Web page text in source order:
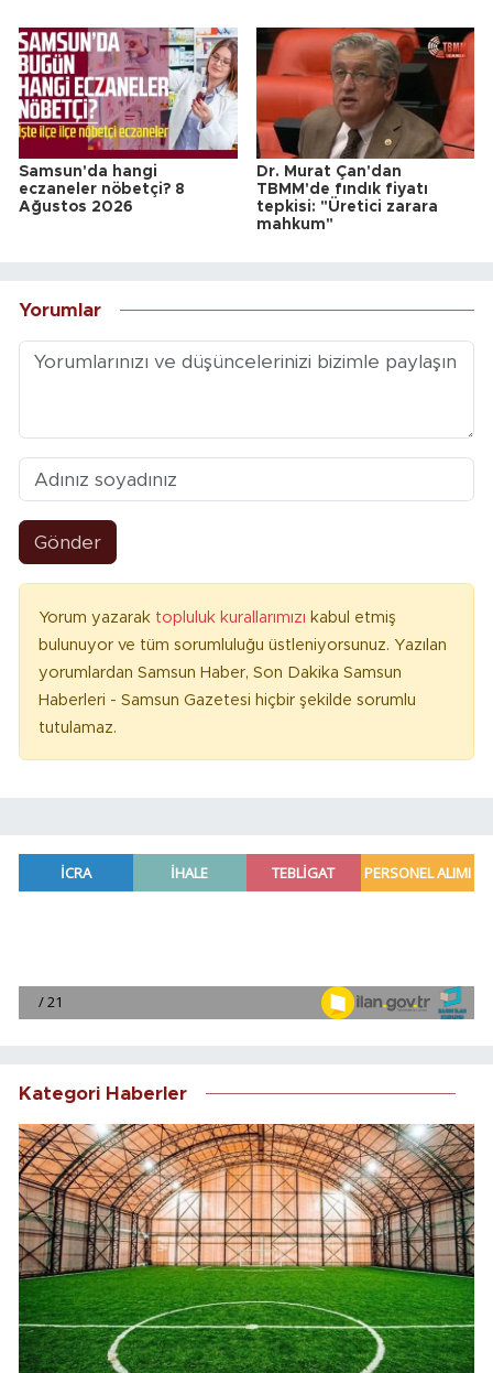
Samsun'da hangi
eczaneler nöbetçi? 8
Ağustos 2026
Dr. Murat Çan'dan
TBMM'de fındık fiyatı
tepkisi: "Üretici zarara
mahkum"
Yorumlar
Gönder
Yorum yazarak topluluk kurallarımızı kabul etmiş
bulunuyor ve tüm sorumluluğu üstleniyorsunuz. Yazılan
yorumlardan Samsun Haber, Son Dakika Samsun
Haberleri - Samsun Gazetesi hiçbir şekilde sorumlu
tutulamaz.
Kategori Haberler